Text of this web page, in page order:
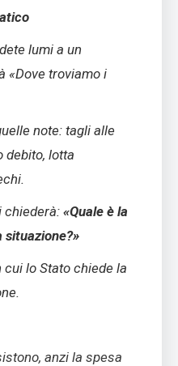
lumi a un
«Dove troviamo i
note: tagli alle
debito, lotta
chiederà: «Quale è la
situazione?»
lo Stato chiede la
anzi la spesa